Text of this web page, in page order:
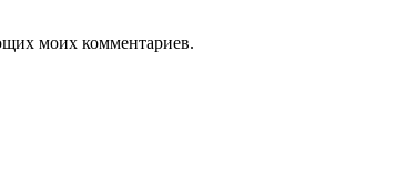
моих комментариев.